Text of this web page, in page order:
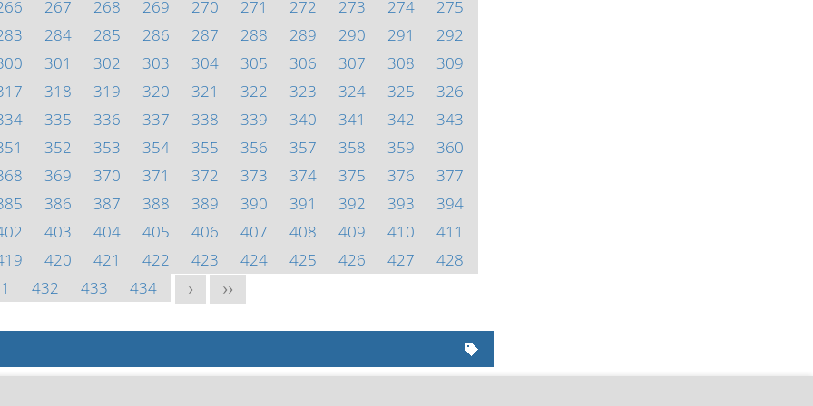
267 268 269 270 271 272 273 274
275
284 285 286 287 288 289 290 291
292
301 302 303 304 305 306 307 308
309
318 319 320 321 322 323 324 325
326
335 336 337 338 339 340 341 342
343
352 353 354 355 356 357 358 359
360
369 370 371 372 373 374 375 376
377
386 387 388 389 390 391 392 393
394
403 404 405 406 407 408 409 410
411
420 421 422 423 424 425 426 427
428
432 433 434 > >>